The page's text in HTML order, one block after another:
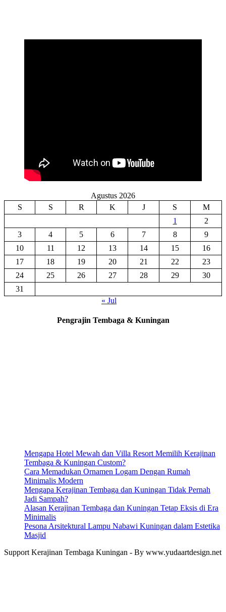
Agustus 2026
S
S R K J S
M
1
2
3
4 5 6 7 8
9
10
11 12 13 14 15
16
17
18 19 20 21 22
23
24
25 26 27 28 29
30
31
« Jul
Pengrajin Tembaga & Kuningan
Mengapa Hotel Mewah dan Villa Resort Memilih Kerajinan
Tembaga & Kuningan Custom?
Cara Memadukan Ornamen Logam Dengan Rumah
Minimalis Modern
Mengapa Kerajinan Tembaga dan Kuningan Tidak Pernah
Jadi Sampah?
Alasan Kerajinan Tembaga dan Kuningan Tetap Eksis di Era
Minimalis
Pesona Arsitektural Lampu Nabawi Kuningan dalam Estetika
Masjid
Support Kerajinan Tembaga Kuningan - By www.yudaartdesign.net